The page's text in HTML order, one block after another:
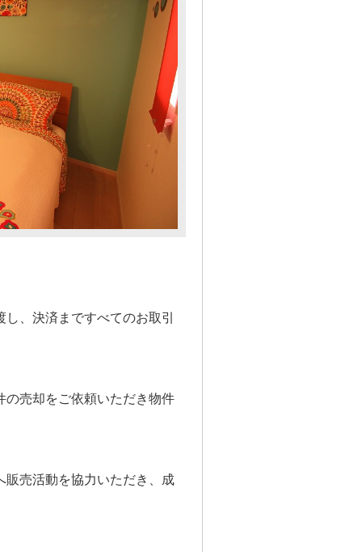
、決済まですべてのお取引
の売却をご依頼いただき物件
販売活動を協力いただき、成